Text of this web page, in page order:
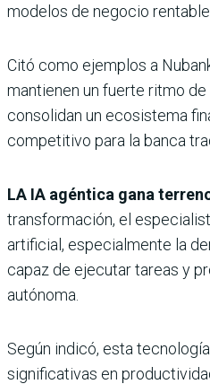
modelos de negocio
Citó como ejemplos a
mantienen un fuerte ritmo
consolidan un ecosistema
competitivo para la banca
LA IA agéntica gana
transformación, el
artificial, especialmente la
capaz de ejecutar tareas y
autónoma.
Según indicó, esta
significativas en